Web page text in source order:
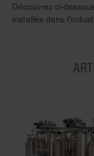
Découvrez ci-
installés dans